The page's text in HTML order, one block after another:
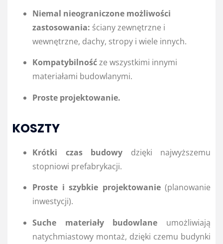
Niemal nieograniczone możliwości
zastosowania: ściany zewnętrzne i
wewnętrzne, dachy, stropy i wiele innych.
Kompatybilnośćze wszystkimi innymi
materiałami budowlanymi.
Proste projektowanie.
KOSZTY
Krótki czas budowy dzięki najwyższemu
stopniowi prefabrykacji.
Proste i szybkie projektowanie(planowanie
inwestycji).
Suche materiały budowlane umożliwiają
natychmiastowy montaż, dzięki czemu budynki